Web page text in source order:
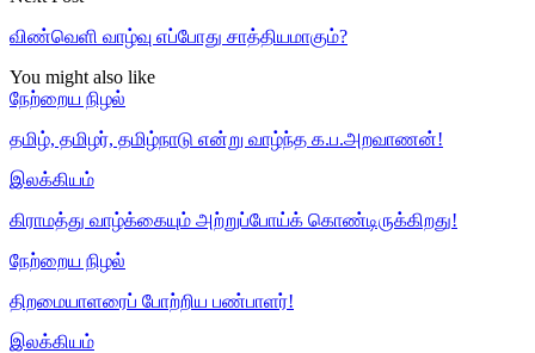
விண்வெளி வாழ்வு எப்போது சாத்தியமாகும்?
You might also like
நேற்றைய நிழல்
தமிழ், தமிழர், தமிழ்நாடு என்று வாழ்ந்த க.ப.அறவாணன்!
இலக்கியம்
கிராமத்து வாழ்க்கையும் அற்றுப்போய்க் கொண்டிருக்கிறது!
நேற்றைய நிழல்
திறமையாளரைப் போற்றிய பண்பாளர்!
இலக்கியம்